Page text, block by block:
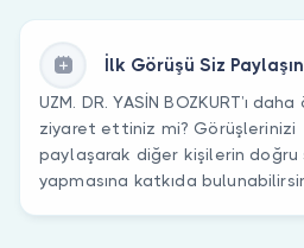
İlk Görüşü Siz Paylaşın
UZM. DR. YASİN BOZKURT’ı
ziyaret ettiniz mi? Görüşlerinizi
paylaşarak diğer kişilerin doğru
yapmasına katkıda